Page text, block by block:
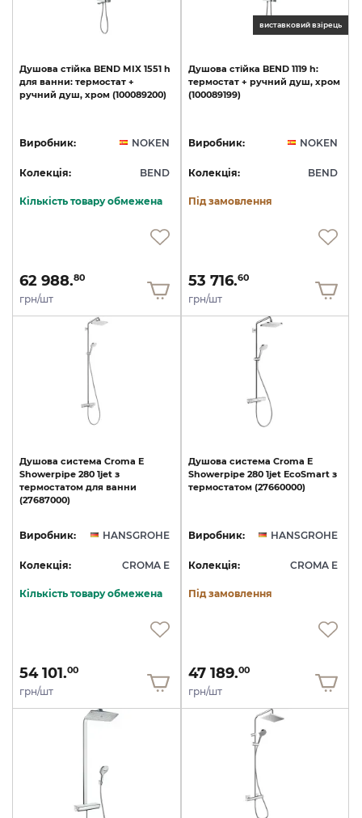
Душова стійка BEND MIX 1551 h
для ванни: термостат +
ручний душ, хром (100089200)
Виробник: NOKEN
Колекція: BEND
Кількість товару обмежена
62 988.80
грн/шт
виставковий взірець
Душова стійка BEND 1119 h:
термостат + ручний душ, хром
(100089199)
Виробник: NOKEN
Колекція: BEND
Під замовлення
53 716.60
грн/шт
Душова система Croma E
Showerpipe 280 1jet з
термостатом для ванни
(27687000)
Виробник: HANSGROHE
Колекція: CROMA E
Кількість товару обмежена
54 101.00
грн/шт
Душова система Croma E
Showerpipe 280 1jet EcoSmart з
термостатом (27660000)
Виробник: HANSGROHE
Колекція: CROMA E
Під замовлення
47 189.00
грн/шт